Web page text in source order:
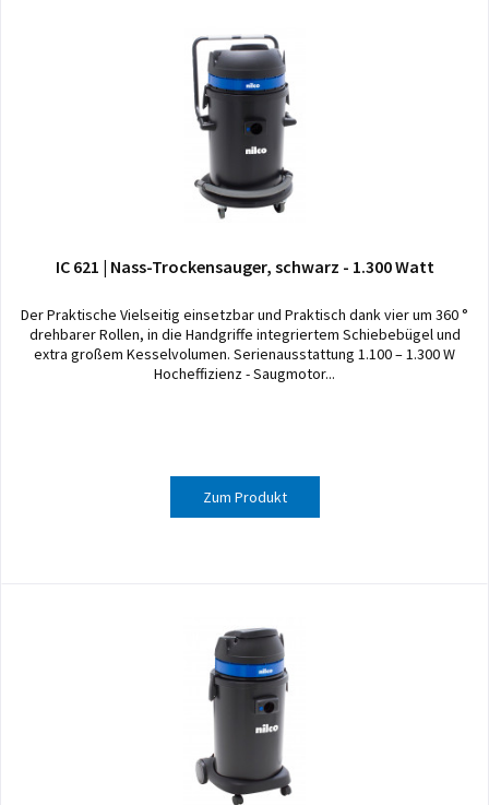
IC 621 | Nass-Trockensauger, schwarz - 1.300 Watt
Der Praktische Vielseitig einsetzbar und Praktisch dank vier um 360 °
drehbarer Rollen, in die Handgriffe integriertem Schiebebügel und
extra großem Kesselvolumen. Serienausstattung 1.100 – 1.300 W
Hocheffizienz - Saugmotor...
Zum Produkt